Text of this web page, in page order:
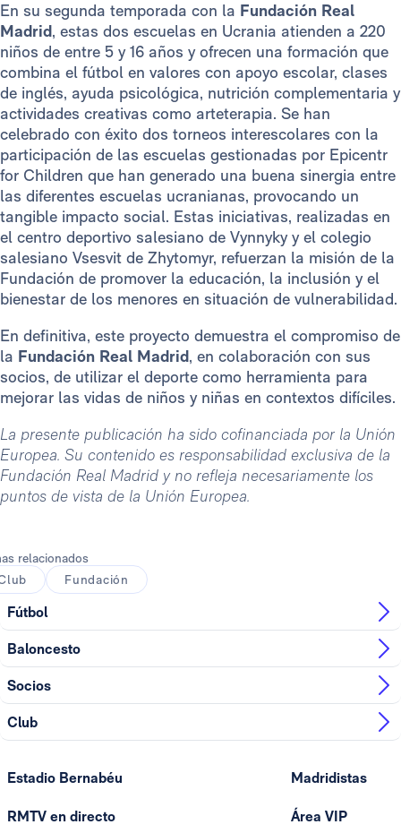
En su segunda temporada con la Fundación Real
Madrid, estas dos escuelas en Ucrania atienden a 220
niños de entre 5 y 16 años y ofrecen una formación que
combina el fútbol en valores con apoyo escolar, clases
de inglés, ayuda psicológica, nutrición complementaria y
actividades creativas como arteterapia. Se han
celebrado con éxito dos torneos interescolares con la
participación de las escuelas gestionadas por Epicentr
for Children que han generado una buena sinergia entre
las diferentes escuelas ucranianas, provocando un
tangible impacto social. Estas iniciativas, realizadas en
el centro deportivo salesiano de Vynnyky y el colegio
salesiano Vsesvit de Zhytomyr, refuerzan la misión de la
Fundación de promover la educación, la inclusión y el
bienestar de los menores en situación de vulnerabilidad.
En definitiva, este proyecto demuestra el compromiso de
la Fundación Real Madrid, en colaboración con sus
socios, de utilizar el deporte como herramienta para
mejorar las vidas de niños y niñas en contextos difíciles.
La presente publicación ha sido cofinanciada por la Unión
Europea. Su contenido es responsabilidad exclusiva de la
Fundación Real Madrid y no refleja necesariamente los
puntos de vista de la Unión Europea.
relacionados
Fundación
Fútbol
Baloncesto
Socios
Club
Estadio Bernabéu
RMTV en directo
Madridistas
Área VIP